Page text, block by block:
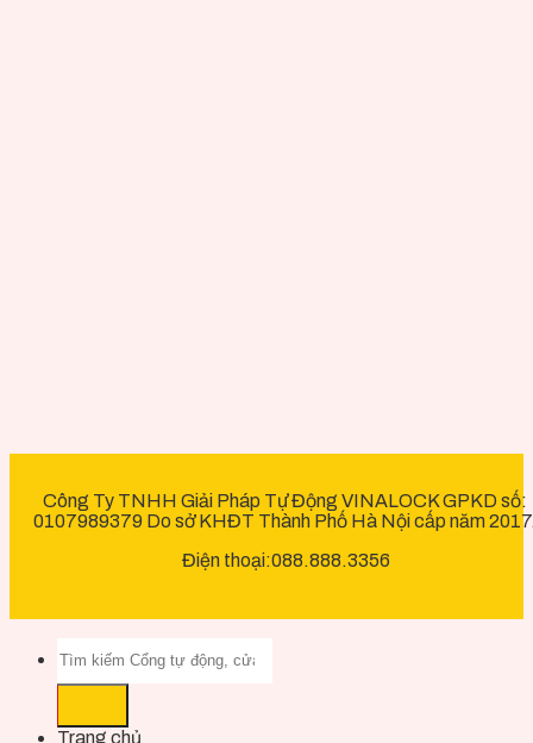
Công Ty TNHH Giải Pháp Tự Động VINALOCK GPKD số:
0107989379 Do sở KHĐT Thành Phố Hà Nội cấp năm
Điện thoại:088.888.3356
Trang chủ